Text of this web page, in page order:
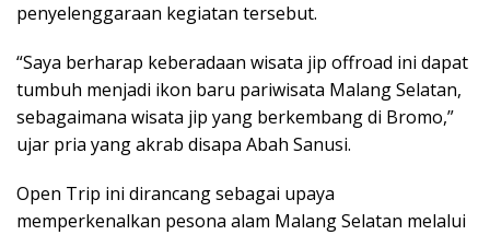
penyelenggaraan kegiatan tersebut.
“Saya berharap keberadaan wisata jip offroad ini dapat
tumbuh menjadi ikon baru pariwisata Malang Selatan,
sebagaimana wisata jip yang berkembang di Bromo,”
ujar pria yang akrab disapa Abah Sanusi.
Open Trip ini dirancang sebagai upaya
memperkenalkan pesona alam Malang Selatan melalui